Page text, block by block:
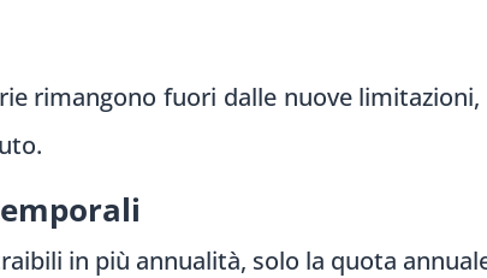
rimangono fuori dalle nuove
in più annualità, solo la quota